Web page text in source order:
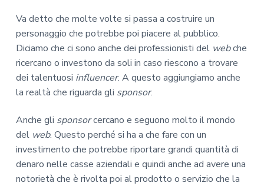
Va detto che molte volte si passa a costruire un
personaggio che potrebbe poi piacere al pubblico.
Diciamo che ci sono anche dei professionisti del webche
ricercano o investono da soli in caso riescono a trovare
dei talentuosi influencer. A questo aggiungiamo anche
la realtà che riguarda gli sponsor.
Anche gli sponsorcercano e seguono molto il mondo
del web. Questo perché si ha a che fare con un
investimento che potrebbe riportare grandi quantità di
denaro nelle casse aziendali e quindi anche ad avere una
notorietà che è rivolta poi al prodotto o servizio che la